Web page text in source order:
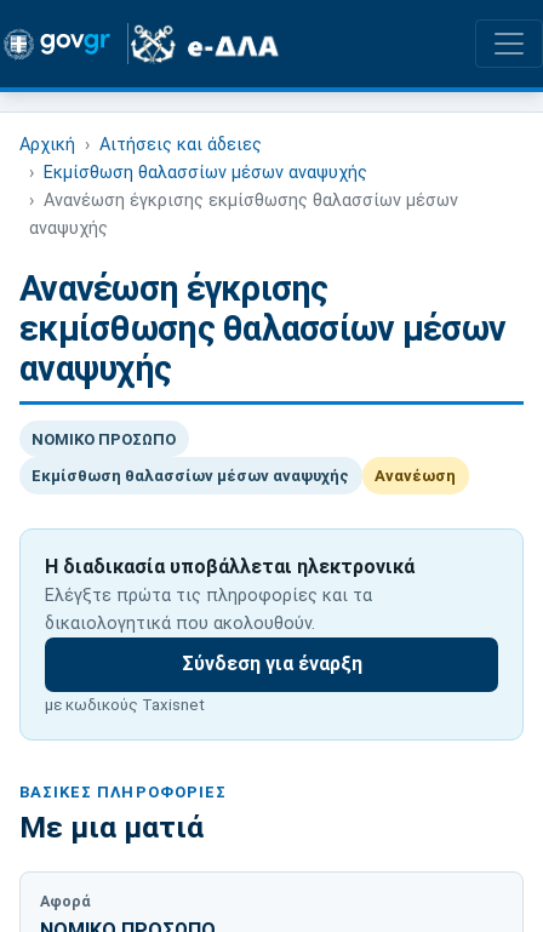
Αρχική
Αιτήσεις και άδειες
Εκμίσθωση θαλασσίων μέσων αναψυχής
Ανανέωση έγκρισης εκμίσθωσης θαλασσίων μέσων
αναψυχής
Ανανέωση έγκρισης
εκμίσθωσης θαλασσίων μέσων
αναψυχής
ΝΟΜΙΚΟ ΠΡΟΣΩΠΟ
Εκμίσθωση θαλασσίων μέσων αναψυχής Ανανέωση
Η διαδικασία υποβάλλεται ηλεκτρονικά
Ελέγξτε πρώτα τις πληροφορίες και τα
δικαιολογητικά που ακολουθούν.
Σύνδεση για έναρξη
με κωδικούς Taxisnet
ΒΑΣΙΚΈΣ ΠΛΗΡΟΦΟΡΊΕΣ
Με μια ματιά
Αφορά